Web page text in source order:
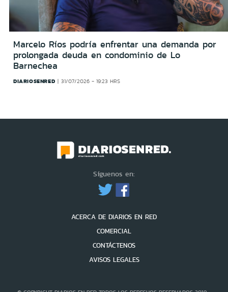
Marcelo Ríos podría enfrentar una demanda por
prolongada deuda en condominio de Lo
Barnechea
DIARIOSENRED 31/07/2026 - 19:23 HRS
Síguenos en:
ACERCA DE DIARIOS EN RED
COMERCIAL
CONTÁCTENOS
AVISOS LEGALES